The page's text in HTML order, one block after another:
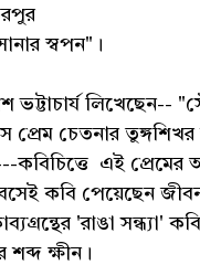
স্বপন"।
লিখেছেন--
প্রেম চেতনার
কবিচিত্তে এই
কবি পেয়েছেন
'রাঙা সন্ধ্যা'
ক্ষীন।